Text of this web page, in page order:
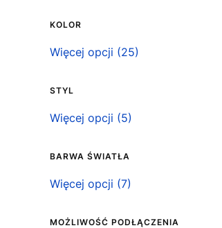
KOLOR
Kolor
Więcej opcji (25)
STYL
Styl
Więcej opcji (5)
BARWA ŚWIATŁA
Barwa światła
Więcej opcji (7)
MOŻLIWOŚĆ PODŁĄCZENIA